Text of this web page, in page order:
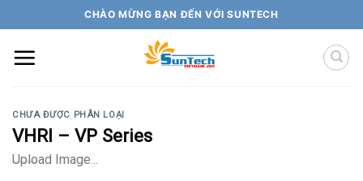
to
content
CHÀO MỪNG BẠN ĐẾN VỚI SUNTECH
CHƯA ĐƯỢC PHÂN LOẠI
VHRI – VP Series
Upload Image...